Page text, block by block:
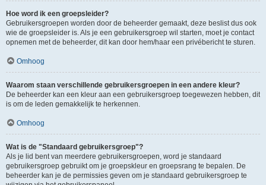
Hoe word ik een groepsleider?
Gebruikersgroepen worden door de beheerder gemaakt, deze beslist dus ook
wie de groepsleider is. Als je een gebruikersgroep wil starten, moet je contact
opnemen met de beheerder, dit kan door hem/haar een privébericht te sturen.
Omhoog
Waarom staan verschillende gebruikersgroepen in een andere kleur?
De beheerder kan een kleur aan een gebruikersgroep toegewezen hebben, dit
is om de leden gemakkelijk te herkennen.
Omhoog
Wat is de "Standaard gebruikersgroep"?
Als je lid bent van meerdere gebruikersgroepen, word je standaard
gebruikersgroep gebruikt om je groepskleur en groepsrang te bepalen. De
beheerder kan je de permissies geven om je standaard gebruikersgroep te